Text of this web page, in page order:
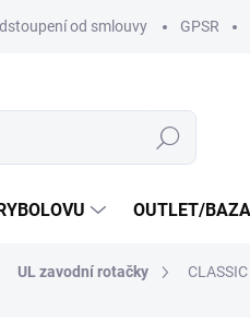
od smlouvy GPSR
Hledat
OUTLET/
UL zavodní rotačky